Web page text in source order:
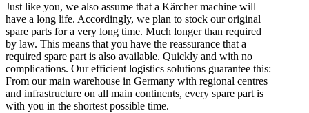
Just like you, we also assume that a Kärcher machine will
have a long life. Accordingly, we plan to stock our original
spare parts for a very long time. Much longer than required
by law. This means that you have the reassurance that a
required spare part is also available. Quickly and with no
complications. Our efficient logistics solutions guarantee this:
From our main warehouse in Germany with regional centres
and infrastructure on all main continents, every spare part is
with you in the shortest possible time.